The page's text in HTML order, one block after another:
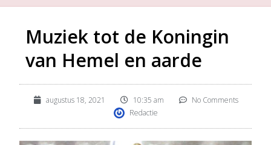
Muziek tot de Koningin
van Hemel en aarde
augustus 18, 2021 10:35 am
No Comments
Redactie